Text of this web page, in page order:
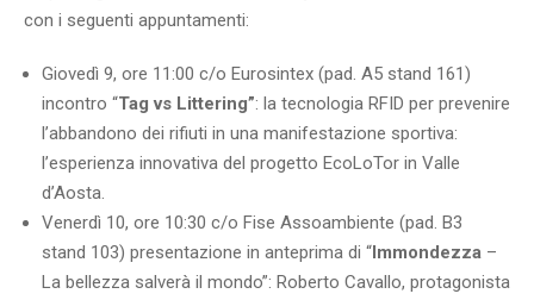
con i seguenti appuntamenti:
Giovedì 9, ore 11:00 c/o Eurosintex (pad. A5 stand 161)
incontro “Tag vs Littering”: la tecnologia RFID per prevenire
l’abbandono dei rifiuti in una manifestazione sportiva:
l’esperienza innovativa del progetto EcoLoTor in Valle
d’Aosta.
Venerdì 10, ore 10:30 c/o Fise Assoambiente (pad. B3
stand 103) presentazione in anteprima di “Immondezza –
La bellezza salverà il mondo”: Roberto Cavallo, protagonista